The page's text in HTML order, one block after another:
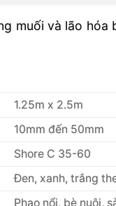
muối và lão hóa
1.25m x 2.5m
10mm đến 50mm
Shore C 35-60
Đen, xanh, trắng
Phao nổi, bè nuôi,